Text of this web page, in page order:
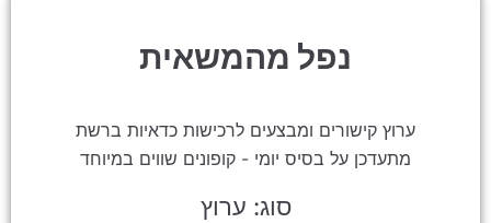
נפל מהמשאית
ערוץ קישורים ומבצעים לרכישות כדאיות ברשת
מתעדכן על בסיס יומי - קופונים שווים במיוחד
סוג: ערוץ